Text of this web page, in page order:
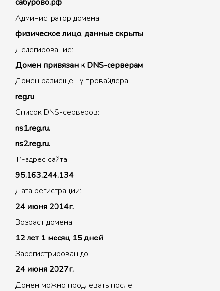
сабурово.рф
Администратор домена:
физическое лицо, данные скрыты
Делегирование:
Домен привязан к DNS-серверам
Домен размещен у провайдера:
reg.ru
Список DNS-серверов:
ns1.reg.ru.
ns2.reg.ru.
IP-адрес сайта:
95.163.244.134
Дата регистрации:
24 июня 2014г.
Возраст домена:
12 лет 1 месяц 15 дней
Зарегистрирован до:
24 июня 2027г.
Домен можно продлевать после: